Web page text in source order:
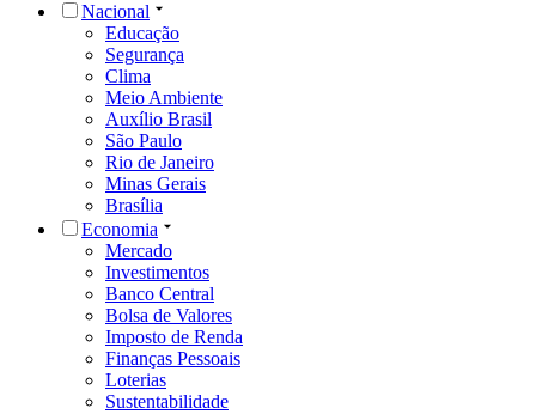
Nacional
Educação
Segurança
Clima
Meio Ambiente
Auxílio Brasil
São Paulo
Rio de Janeiro
Minas Gerais
Brasília
Economia
Mercado
Investimentos
Banco Central
Bolsa de Valores
Imposto de Renda
Finanças Pessoais
Loterias
Sustentabilidade